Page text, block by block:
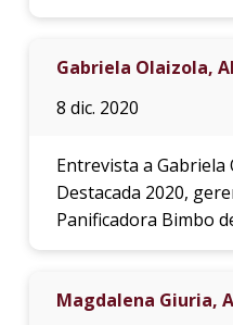
Gabriela Olaizola,
8 dic. 2020
Entrevista a Gabriela
Destacada 2020,
Panificadora Bimbo
Magdalena Giuria,